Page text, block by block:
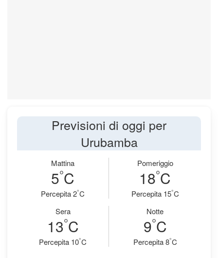
Previsioni di oggi per
Urubamba
Mattina
5°C
Percepita 2°C
Pomeriggio
18°C
Percepita 15°C
Sera
13°C
Percepita 10°C
Notte
9°C
Percepita 8°C